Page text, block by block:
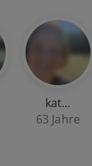
kat…
63 Jahre